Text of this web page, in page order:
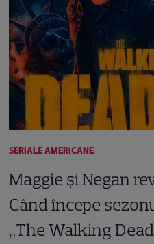
SERIALE AMERICANE
Maggie și Negan
Când începe
„The Walking